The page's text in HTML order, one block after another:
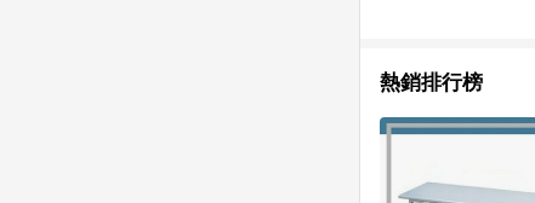
熱銷排行榜